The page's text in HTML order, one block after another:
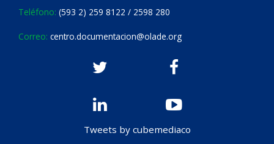
Teléfono: (593 2) 259 8122 / 2598 280
Correo: centro.documentacion@olade.org
Tweets by cubemediaco